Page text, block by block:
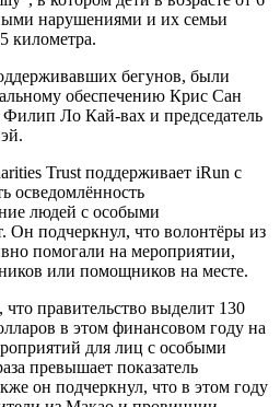
нарушениями и их семьи
километра.
бегунов, были
обеспечению Крис Сан
Ло Кай-вах и председатель
Trust поддерживает iRun с
осведомлённость
людей с особыми
Он подчеркнул, что волонтёры из
помогали на мероприятии,
или помощников на месте.
правительство выделит 130
в этом финансовом году на
для лиц с особыми
превышает показатель
он подчеркнул, что в этом году